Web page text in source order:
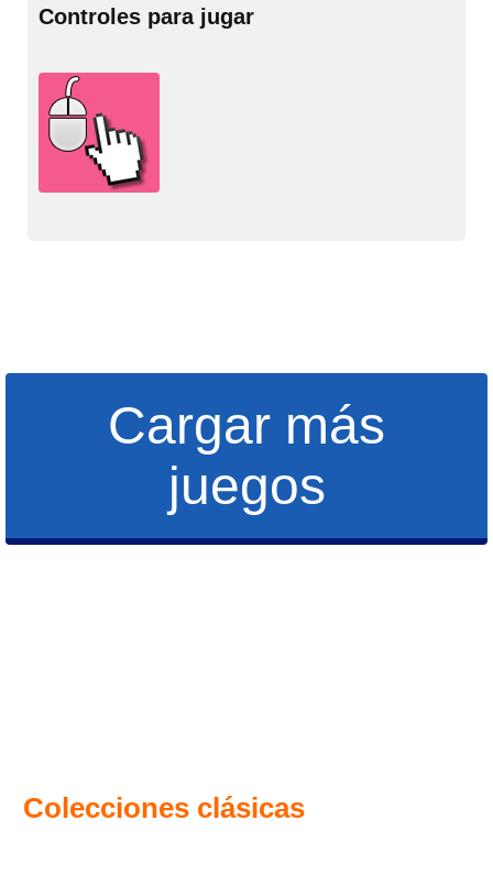
Controles para jugar
Cargar más
juegos
Colecciones clásicas